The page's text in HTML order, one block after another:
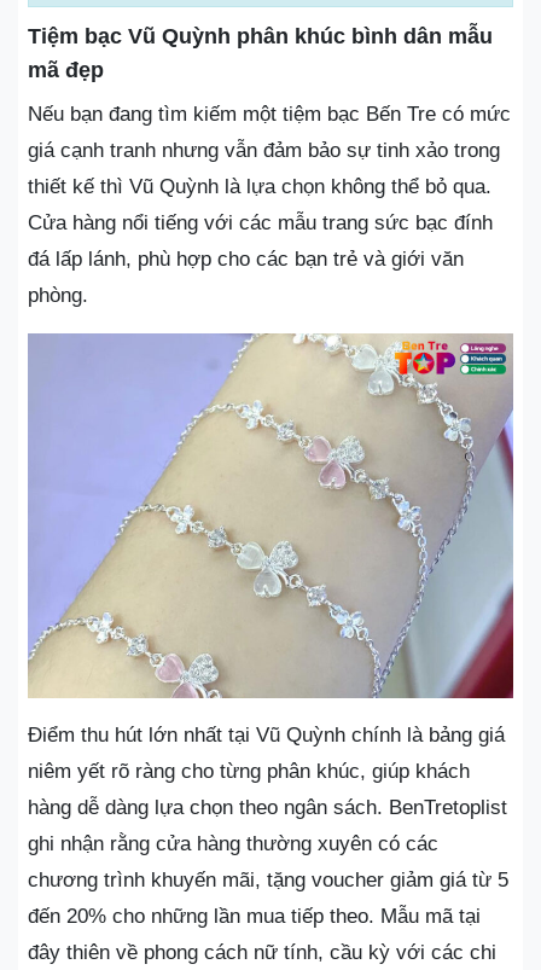
Tiệm bạc Vũ Quỳnh phân khúc bình dân mẫu
mã đẹp
Nếu bạn đang tìm kiếm một tiệm bạc Bến Tre có mức
giá cạnh tranh nhưng vẫn đảm bảo sự tinh xảo trong
thiết kế thì Vũ Quỳnh là lựa chọn không thể bỏ qua.
Cửa hàng nổi tiếng với các mẫu trang sức bạc đính
đá lấp lánh, phù hợp cho các bạn trẻ và giới văn
phòng.
Điểm thu hút lớn nhất tại Vũ Quỳnh chính là bảng giá
niêm yết rõ ràng cho từng phân khúc, giúp khách
hàng dễ dàng lựa chọn theo ngân sách. BenTretoplist
ghi nhận rằng cửa hàng thường xuyên có các
chương trình khuyến mãi, tặng voucher giảm giá từ 5
đến 20% cho những lần mua tiếp theo. Mẫu mã tại
đây thiên về phong cách nữ tính, cầu kỳ với các chi